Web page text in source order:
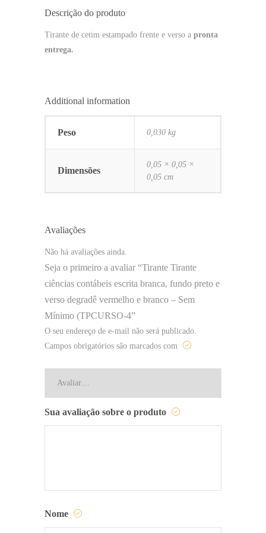
Descrição do produto
Tirante de cetim estampado frente e verso a pronta
entrega.
Additional information
Peso 0,030 kg
Dimensões
0,05 × 0,05 ×
0,05 cm
Avaliações
Não há avaliações ainda.
Seja o primeiro a avaliar “Tirante Tirante
ciências contábeis escrita branca, fundo preto e
verso degradê vermelho e branco – Sem
Mínimo (TPCURSO-4”
O seu endereço de e-mail não será publicado.
Campos obrigatórios são marcados com
Sua avaliação sobre o produto
Nome